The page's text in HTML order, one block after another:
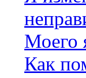
Моего
Как